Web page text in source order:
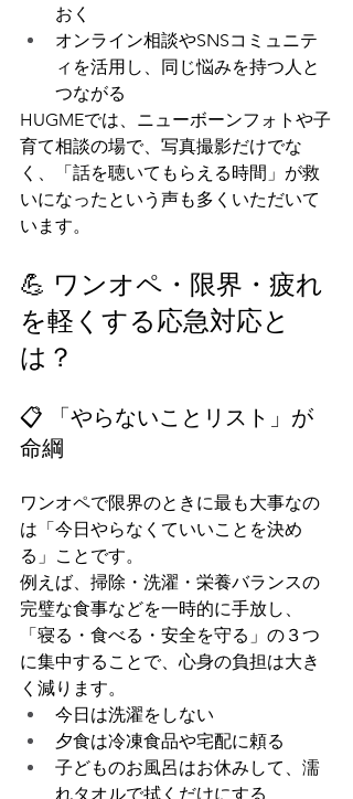
おく
オンライン相談やSNSコミュニテ
ィを活用し、同じ悩みを持つ人と
つながる
HUGMEでは、ニューボーンフォトや子
育て相談の場で、写真撮影だけでな
く、「話を聴いてもらえる時間」が救
いになったという声も多くいただいて
います。
💪 ワンオペ・限界・疲れ
を軽くする応急対応と
は？
📋 「やらないことリスト」が
命綱
ワンオペで限界のときに最も大事なの
は「今日やらなくていいことを決め
る」ことです。
例えば、掃除・洗濯・栄養バランスの
完璧な食事などを一時的に手放し、
「寝る・食べる・安全を守る」の３つ
に集中することで、心身の負担は大き
く減ります。
今日は洗濯をしない
夕食は冷凍食品や宅配に頼る
子どものお風呂はお休みして、濡
れタオルで拭くだけにする